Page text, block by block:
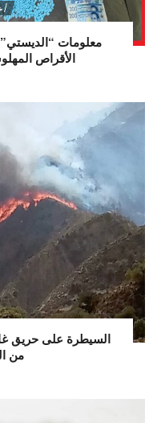
معلومات
الأقراص
السيطرة على حريق
من